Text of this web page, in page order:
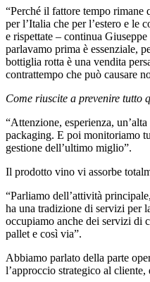
“Perché il fattore tempo
per l’Italia che per l’estero e le
e rispettate – continua
parlavamo prima è essenziale,
bottiglia rotta è una vendita
contrattempo che può causare
Come riuscite a prevenire tutto
“Attenzione, esperienza,
packaging. E poi monitoriamo
gestione dell’ultimo miglio”.
Il prodotto vino vi assorbe
“Parliamo dell’attività
ha una tradizione di servizi per
occupiamo anche dei servizi di
pallet e così via”.
Abbiamo parlato della parte
l’approccio strategico al